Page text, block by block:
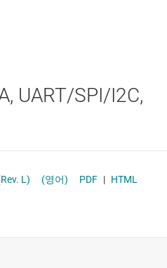
지털 전원 MCU
터 컨트롤 및 자동화 MCU
UART/SPI/I2C,
(Rev. L) (영어) PDF | HTML